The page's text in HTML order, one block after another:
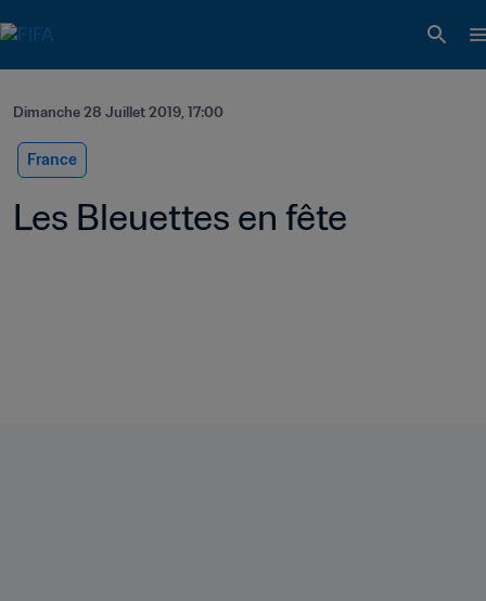
Dimanche 28 Juillet 2019, 17:00
France
Les Bleuettes en fête